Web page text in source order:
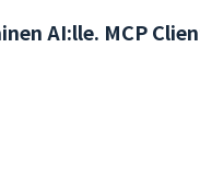
AI:lle. MCP